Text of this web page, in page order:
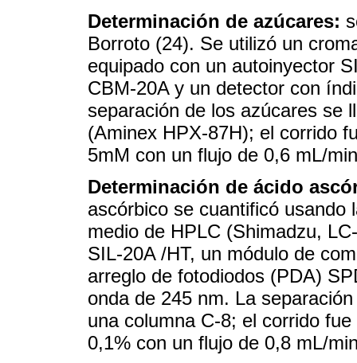
Determinación de azúcares:
Borroto (24). Se utilizó un
equipado con un autoinyector
CBM-20A y un detector con
separación de los azúcares se
(Aminex HPX-87H); el corrido
5mM con un flujo de 0,6 mL/
Determinación de ácido
ascórbico se cuantificó usando
medio de HPLC (Shimadzu,
SIL-20A /HT, un módulo de
arreglo de fotodiodos (PDA)
onda de 245 nm. La
una columna C-8; el corrido
0,1% con un flujo de 0,8 mL/